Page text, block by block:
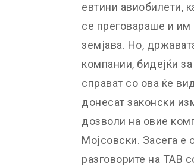
евтини авиобилети,
се преговараше и им
земјава. Но,
компании, бидејќи
справат со ова ќе
донесат законски
дозволи на овие
Мојсовски. Засега е
разговорите на ТАВ